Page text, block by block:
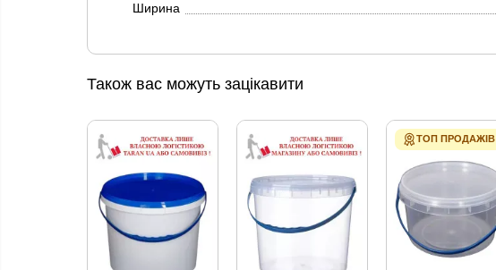
Ширина
Також вас можуть зацікавити
ТОП ПРОДАЖІВ